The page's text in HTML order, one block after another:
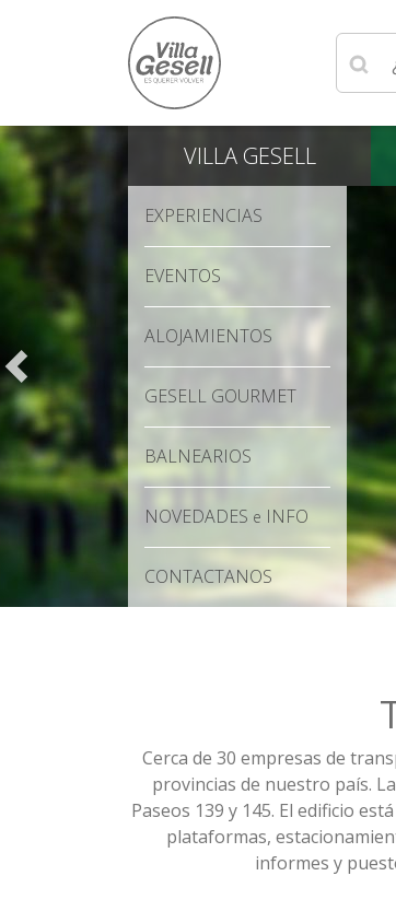
VILLAGESELL
EXPERIENCIAS
EVENTOS
ALOJAMIENTOS
GESELL GOURMET
BALNEARIOS
NOVEDADES e INFO
CONTACTANOS
Cerca de 30 empresas de
provincias de nuestro país.
Paseos 139 y 145. El edificio
plataformas,
informes y